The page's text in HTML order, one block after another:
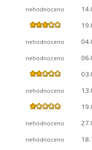
nehodnoceno
nehodnoceno
nehodnoceno
nehodnoceno
nehodnoceno
nehodnoceno